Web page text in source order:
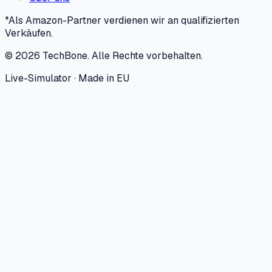
*Als Amazon-Partner verdienen wir an qualifizierten
Verkäufen.
© 2026 TechBone.Alle Rechte vorbehalten.
Live-Simulator · Made in EU